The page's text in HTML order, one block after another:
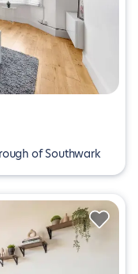
of Southwark